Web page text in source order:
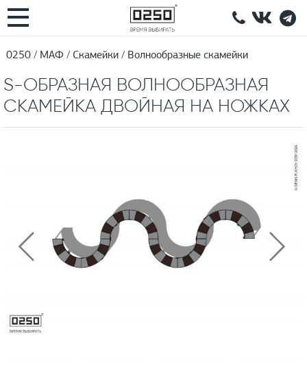
0250 МАФ Скамейки Волнообразные скамейки
S-ОБРАЗНАЯ ВОЛНООБРАЗНАЯ
СКАМЕЙКА ДВОЙНАЯ НА НОЖКАХ